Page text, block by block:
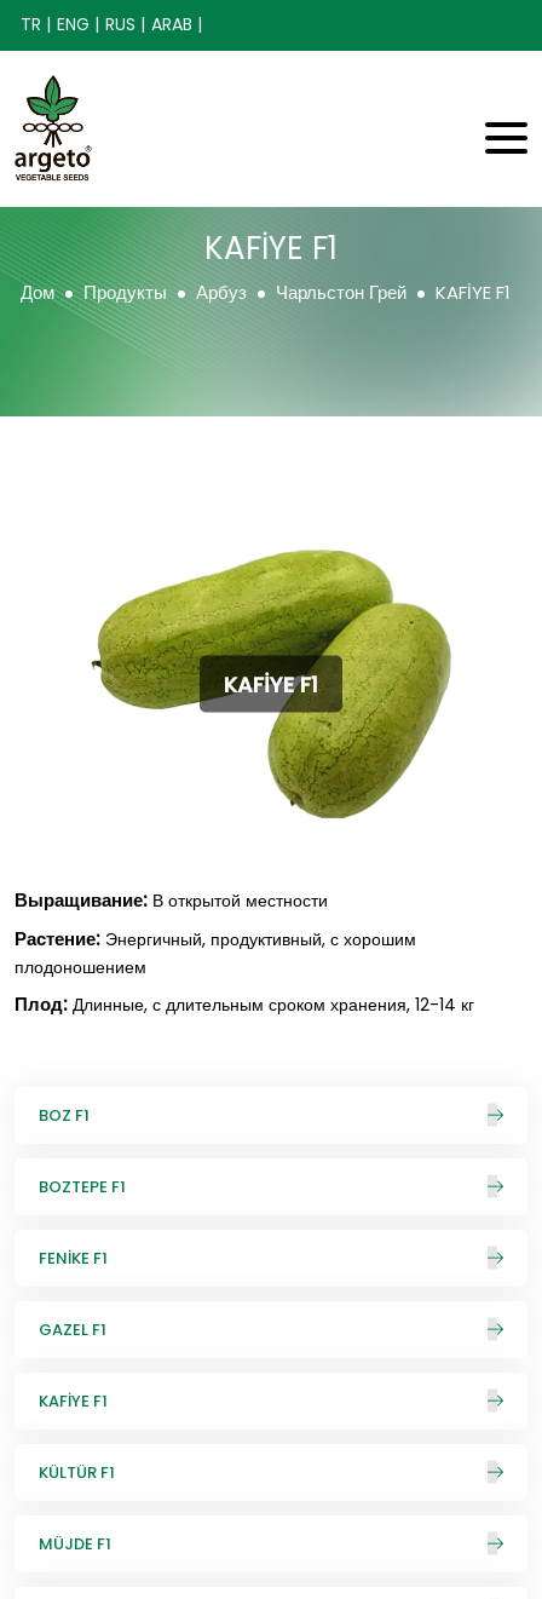
TR | ENG | RUS | ARAB |
KAFİYE F1
Дом Продукты Арбуз Чарльстон Грей KAFİYE F1
KAFİYE F1
Выращивание: В открытой местности
Растение: Энергичный, продуктивный, с хорошим
плодоношением
Плод: Длинные, с длительным сроком хранения, 12-14 кг
BOZ F1
BOZTEPE F1
FENİKE F1
GAZEL F1
KAFİYE F1
KÜLTÜR F1
MÜJDE F1